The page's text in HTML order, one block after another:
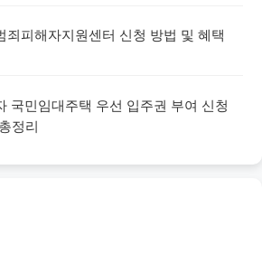
죄피해자지원센터 신청 방법 및 혜택
국민임대주택 우선 입주권 부여 신청
정리